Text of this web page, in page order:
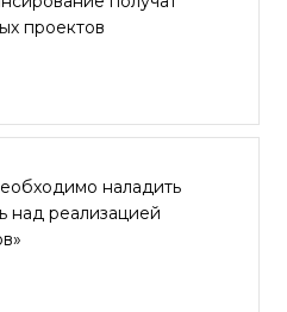
проектов
наладить
над реализацией